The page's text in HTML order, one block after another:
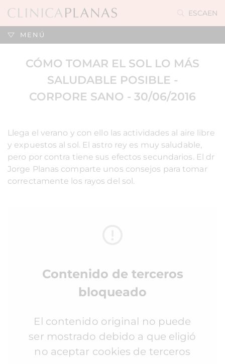
ESCAEN
MENÚ
CÓMO TOMAR EL SOL LO MÁS
SALUDABLE POSIBLE -
CORPORE SANO - 30/06/2016
Llega el verano y con ello las actividades al aire libre
y expuestos al sol. El astro rey es muy saludable,
pero por contra tiene sus efectos secundarios. El dr
Jorge Planas comparte unos consejos para tomar
correctamente los rayos del sol.
Contenido de terceros
bloqueado
El contenido original no puede
ser mostrado debido a que eligió
no aceptar cookies de terceros